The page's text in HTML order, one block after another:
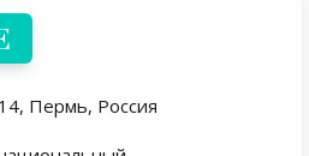
Пермь, Россия